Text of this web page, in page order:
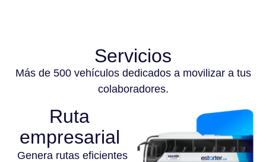
Servicios
Más de 500 vehículos dedicados a movilizar a tus
colaboradores.
Ruta
empresarial
Genera rutas eficientes